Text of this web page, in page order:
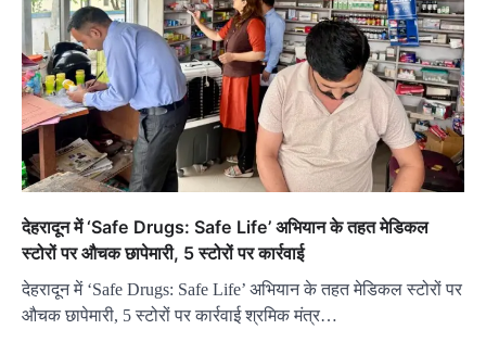
देहरादून में ‘Safe Drugs: Safe Life’ अभियान के तहत मेडिकल
स्टोरों पर औचक छापेमारी, 5 स्टोरों पर कार्रवाई
देहरादून में ‘Safe Drugs: Safe Life’ अभियान के तहत मेडिकल स्टोरों पर
औचक छापेमारी, 5 स्टोरों पर कार्रवाई श्रमिक मंत्र…